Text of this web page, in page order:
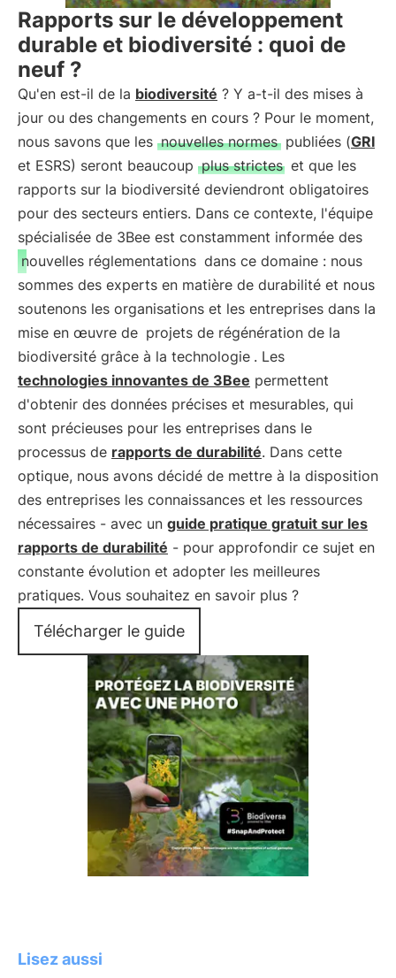
Rapports sur le développement
durable et biodiversité : quoi de
neuf ?
Qu'en est-il de la biodiversité ? Y a-t-il des mises à
jour ou des changements en cours ? Pour le moment,
nous savons que les nouvelles normes publiées (GRI
et ESRS) seront beaucoup plus strictes et que les
rapports sur la biodiversité deviendront obligatoires
pour des secteurs entiers. Dans ce contexte, l'équipe
spécialisée de 3Bee est constamment informée des
nouvelles réglementations dans ce domaine : nous
sommes des experts en matière de durabilité et nous
soutenons les organisations et les entreprises dans la
mise en œuvre de projets de régénération de la
biodiversité grâce à la technologie . Les
technologies innovantes de 3Bee permettent
d'obtenir des données précises et mesurables, qui
sont précieuses pour les entreprises dans le
processus de rapports de durabilité. Dans cette
optique, nous avons décidé de mettre à la disposition
des entreprises les connaissances et les ressources
nécessaires - avec un guide pratique gratuit sur les
rapports de durabilité - pour approfondir ce sujet en
constante évolution et adopter les meilleures
pratiques. Vous souhaitez en savoir plus ?
Télécharger le guide
Lisez aussi